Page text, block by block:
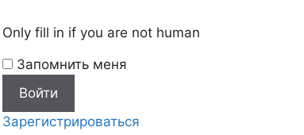
Only fill in if you are not human
Запомнить меня
Зарегистрироваться